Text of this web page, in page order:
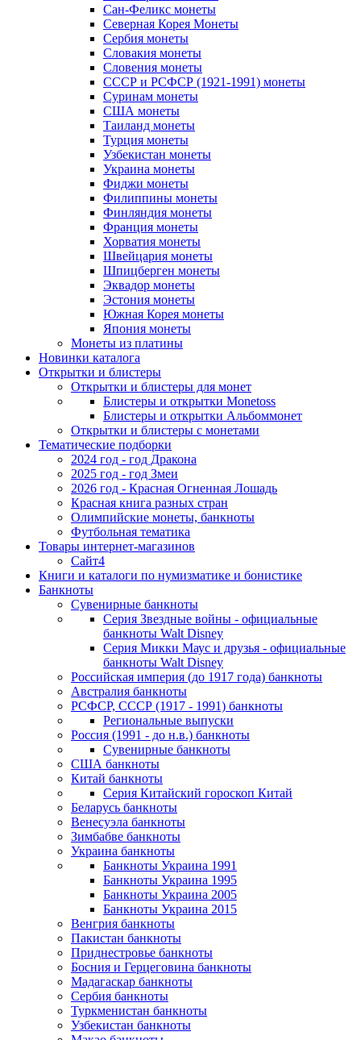
Сан-Феликс монеты
Северная Корея Монеты
Сербия монеты
Словакия монеты
Словения монеты
СССР и РСФСР (1921-1991) монеты
Суринам монеты
США монеты
Таиланд монеты
Турция монеты
Узбекистан монеты
Украина монеты
Фиджи монеты
Филиппины монеты
Финляндия монеты
Франция монеты
Хорватия монеты
Швейцария монеты
Шпицберген монеты
Эквадор монеты
Эстония монеты
Южная Корея монеты
Япония монеты
Монеты из платины
Новинки каталога
Открытки и блистеры
Открытки и блистеры для монет
Блистеры и открытки Monetoss
Блистеры и открытки Альбоммонет
Открытки и блистеры с монетами
Тематические подборки
2024 год - год Дракона
2025 год - год Змеи
2026 год - Красная Огненная Лошадь
Красная книга разных стран
Олимпийские монеты, банкноты
Футбольная тематика
Товары интернет-магазинов
Сайт4
Книги и каталоги по нумизматике и бонистике
Банкноты
Сувенирные банкноты
Серия Звездные войны - официальные
банкноты Walt Disney
Серия Микки Маус и друзья - официальные
банкноты Walt Disney
Российская империя (до 1917 года) банкноты
Австралия банкноты
РСФСР, СССР (1917 - 1991) банкноты
Региональные выпуски
Россия (1991 - до н.в.) банкноты
Сувенирные банкноты
США банкноты
Китай банкноты
Серия Китайский гороскоп Китай
Беларусь банкноты
Венесуэла банкноты
Зимбабве банкноты
Украина банкноты
Банкноты Украина 1991
Банкноты Украина 1995
Банкноты Украина 2005
Банкноты Украина 2015
Венгрия банкноты
Пакистан банкноты
Приднестровье банкноты
Босния и Герцеговина банкноты
Мадагаскар банкноты
Сербия банкноты
Туркменистан банкноты
Узбекистан банкноты